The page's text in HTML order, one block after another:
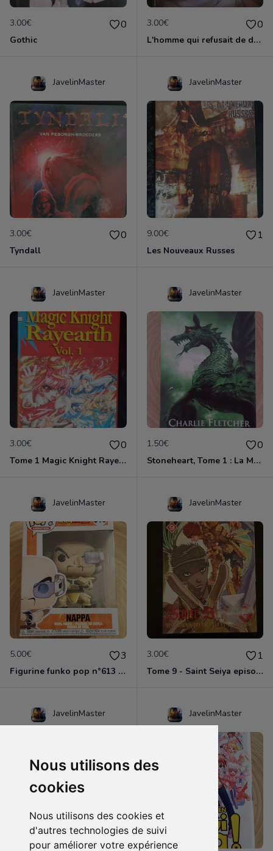
Nous utilisons des
cookies
Nous utilisons des cookies et
d'autres technologies de suivi
pour améliorer votre expérience
3.00€ 0
Gothic
3.00€ 0
L'homme qui refusait de dormir
JavelinMaster
3.00€ 0
Tyndall
JavelinMaster
9.00€ 1
Les Nouveaux Russes
JavelinMaster
3.00€ 0
Tome 1 Magic Knight Rayearth
JavelinMaster
1.50€ 0
Stoneheart, Tome 1 : La Malédiction de pierre
JavelinMaster
5.00€ 3
Figurine funko pop n°613 - Dragon ball z - Nappa
JavelinMaster
3.00€ 1
Tome 9 - Saint Seiya episode G
JavelinMaster JavelinMaster